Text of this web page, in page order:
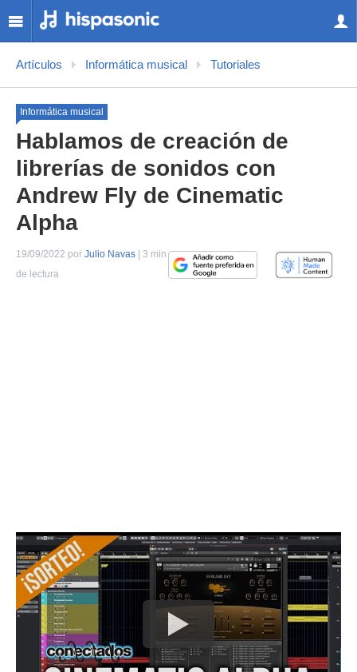
Artículos Informática musical Tutoriales
Informática musical
Hablamos de creación de
librerías de sonidos con
Andrew Fly de Cinematic
Alpha
19/09/2022 por Julio Navas | 3 min
de lectura